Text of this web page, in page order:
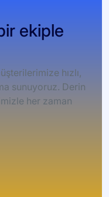
ekiple
hızlı,
sunuyoruz. Derin
her zaman